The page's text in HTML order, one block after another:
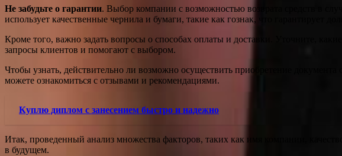
Не забудьте о гарантии. Выбор компании с возможностью возврата средств в
использует качественные чернила и бумаги, такие как гознак, что гарантирует
Кроме того, важно задать вопросы о способах оплаты и доставки. Уточните,
запросы клиентов и помогают с выбором.
Чтобы узнать, действительно ли возможно осуществить приобретение
можете ознакомиться с отзывами и рекомендациями.
Куплю диплом с занесением быстро и надежно
Итак, проведенный анализ множества факторов, таких как имя компании,
в будущем.